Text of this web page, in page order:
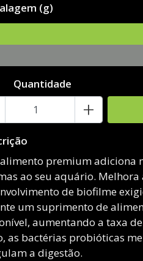
(g)
Quantidade
+
alimento premium adiciona
ao seu aquário.
de biofilme
um suprimento de
aumentando a taxa
as bactérias probióticas
a digestão.